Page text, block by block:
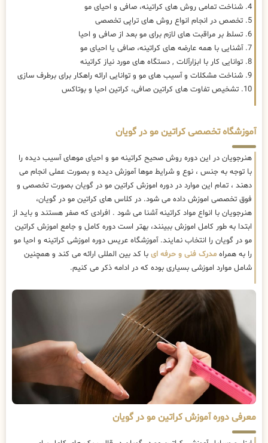
4. شناخت تمامی روش های کراتینه، صافی و احیای مو
5. تخصص در انجام انواع روش های تراپی تخصصی
6. تسلط بر مراقبت های لازم برای مو بعد از صافی و احیا
7. آشنایی با همه عارضه های کراتینه، صافی یا احیای مو
8. توانایی کار با ابزارآلات , دستگاه های مورد نیاز کراتینه
9. شناخت مشکلات و آسیب های مو و توانایی ارائه راهکار برای برطرف سازی
10. تشخیص تفاوت های کراتین صافی، کراتین احیا و بوتاکس
آموزشگاه تخصصی کراتین مو در گویان
هنرجویان در این دوره روش صحیح کراتینه مو و احیای موهای آسیب دیده را
با توجه به جنس ، نوع و شرایط موها آموزش دیده و بصورت عملی انجام می
دهند ، تمام این موارد در دوره اموزش کراتین مو در گویان بصورت تخصصی و
فوق تخصصی اموزش داده می شود. در کلاس های کراتین مو در گویان،
هنرجویان با انواع مواد کراتینه آشنا می شود . افرادی که صفر هستند و باید از
ابتدا به طور کامل اموزش ببینند، بهتر است دوره کامل و جامع اموزش کراتین
مو در گویان را انتخاب نمایند. آموزشگاه عریس دوره اموزشی کراتینه و احیا مو
را به همراه مدرک فنی و حرفه ای با کد بین المللی ارائه می کند و همچنین
شامل موارد اموزشی بسیاری بوده که در ادامه ذکر می کنیم.
معرفی دوره آموزش کراتین مو در گویان